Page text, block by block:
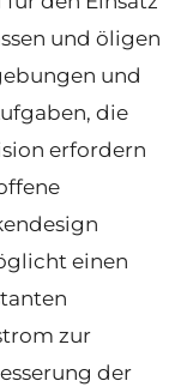
und öligen
und
die
erfordern
einen
zur
der